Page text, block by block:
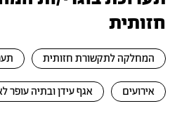
חזותית
המחלקה לתקשורת חזותית
אירועים אגף עידן ובתיה עופר